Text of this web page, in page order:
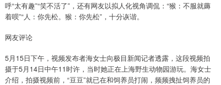
呼“太有趣”“笑不活了”，还有网友以拟人化视角调侃：“猴：不服就薅
着呗”“人：你先松。猴：你先松”，十分诙谐。
网友评论
5月15日下午，视频发布者海女士向极目新闻记者透露，这段视频拍
摄于5月14日中午11时许，当时她正在上海野生动物园游玩。海女士
介绍，拍摄视频前，“豆豆”就已在和饲养员打闹，频频拽扯饲养员的